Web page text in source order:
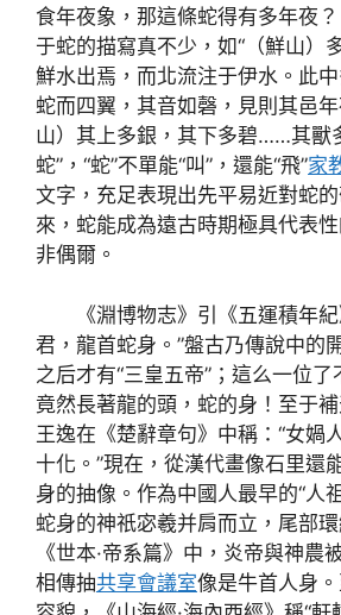
食年夜象，那這條蛇得有多年夜
于蛇的描寫真不少，如“（鮮山）
鮮水出焉，而北流注于伊水。此
蛇而四翼，其音如磬，見則其邑年
山）其上多銀，其下多碧……其獸
蛇”，“蛇”不單能“叫”，還能“飛”家
文字，充足表現出先平易近對蛇
來，蛇能成為遠古時期極具代表
非偶爾。
《淵博物志》引《五運積年
君，龍首蛇身。”盤古乃傳說中的
之后才有“三皇五帝”；這么一位了
竟然長著龍的頭，蛇的身！至于補
王逸在《楚辭章句》中稱：“女媧
十化。”現在，從漢代畫像石里還
身的抽像。作為中國人最早的“人
蛇身的神祇宓羲并肩而立，尾部
《世本·帝系篇》中，炎帝與神農
相傳抽共享會議室像是牛首人身